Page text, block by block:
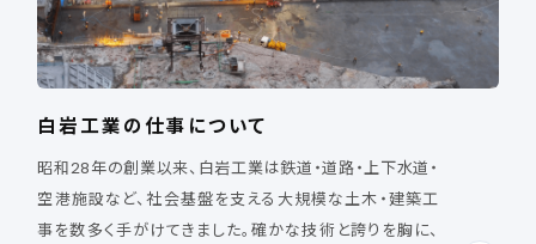
白岩工業の仕事について
昭和28年の創業以来、白岩工業は鉄道・道路・上下水道・
空港施設など、社会基盤を支える大規模な土木・建築工
事を数多く手がけてきました。確かな技術と誇りを胸に、